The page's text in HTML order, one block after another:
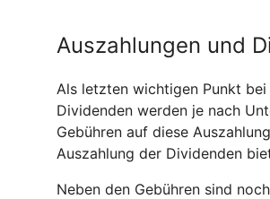
Auszahlungen und
Als letzten wichtigen Punkt bei
Dividenden werden je nach
Gebühren auf diese
Auszahlung der Dividenden
Neben den Gebühren sind